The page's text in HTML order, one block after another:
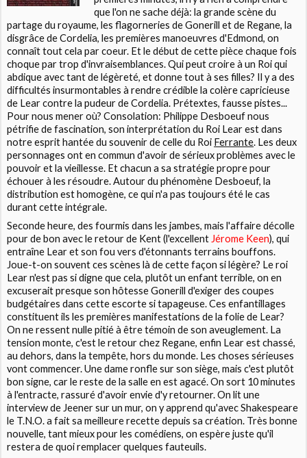
que l'on ne sache déjà: la grande scène du
partage du royaume, les flagorneries de Gonerill et de Regane, la
disgrâce de Cordelia, les premières manoeuvres d'Edmond, on
connaît tout cela par coeur. Et le début de cette pièce chaque fois
choque par trop d'invraisemblances. Qui peut croire à un Roi qui
abdique avec tant de légèreté, et donne tout à ses filles? Il y a des
difficultés insurmontables à rendre crédible la colère capricieuse
de Lear contre la pudeur de Cordelia. Prétextes, fausse pistes...
Pour nous mener où? Consolation: Philippe Desboeuf nous
pétrifie de fascination, son interprétation du Roi Lear est dans
notre esprit hantée du souvenir de celle du Roi Ferrante. Les deux
personnages ont en commun d'avoir de sérieux problèmes avec le
pouvoir et la vieillesse. Et chacun a sa stratégie propre pour
échouer à les résoudre. Autour du phénomène Desboeuf, la
distribution est homogène, ce qui n'a pas toujours été le cas
durant cette intégrale.
Seconde heure, des fourmis dans les jambes, mais l'affaire décolle
pour de bon avec le retour de Kent (l'excellent Jérome Keen), qui
entraîne Lear et son fou vers d'étonnants terrains bouffons.
Joue-t-on souvent ces scènes là de cette façon si légère? Le roi
Lear n'est pas si digne que cela, plutôt un enfant terrible, on en
excuserait presque son hôtesse Gonerill d'exiger des coupes
budgétaires dans cette escorte si tapageuse. Ces enfantillages
constituent ils les premières manifestations de la folie de Lear?
On ne ressent nulle pitié à être témoin de son aveuglement. La
tension monte, c'est le retour chez Regane, enfin Lear est chassé,
au dehors, dans la tempête, hors du monde. Les choses sérieuses
vont commencer. Une dame ronfle sur son siège, mais c'est plutôt
bon signe, car le reste de la salle en est agacé. On sort 10 minutes
à l'entracte, rassuré d'avoir envie d'y retourner. On lit une
interview de Jeener sur un mur, on y apprend qu'avec Shakespeare
le T.N.O. a fait sa meilleure recette depuis sa création. Très bonne
nouvelle, tant mieux pour les comédiens, on espère juste qu'il
restera de quoi remplacer quelques fauteuils.